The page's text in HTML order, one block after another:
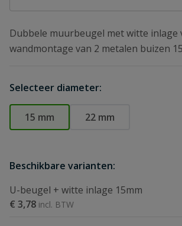
Dubbele muurbeugel met witte inlage
wandmontage van 2 metalen buizen
Selecteer diameter:
15 mm 22 mm
Beschikbare varianten:
U-beugel + witte inlage 15mm
€ 3,78